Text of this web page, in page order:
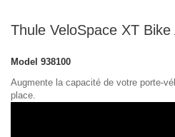
Thule VeloSpace XT Bike
Model 938100
Augmente la capacité de votre porte-
place.